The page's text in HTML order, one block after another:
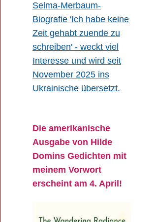
Selma-Merbaum-
Biografie 'Ich habe keine
Zeit gehabt zuende zu
schreiben' - weckt viel
Interesse und wird seit
November 2025 ins
Ukrainische übersetzt.
Die amerikanische
Ausgabe von Hilde
Domins Gedichten mit
meinem Vorwort
erscheint am 4. April!